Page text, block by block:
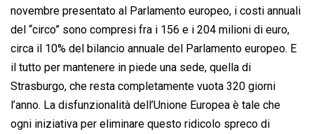
novembre presentato al Parlamento europeo, i costi annuali
del “circo” sono compresi fra i 156 e i 204 milioni di euro,
circa il 10% del bilancio annuale del Parlamento europeo. E
il tutto per mantenere in piede una sede, quella di
Strasburgo, che resta completamente vuota 320 giorni
l’anno. La disfunzionalità dell’Unione Europea è tale che
ogni iniziativa per eliminare questo ridicolo spreco di